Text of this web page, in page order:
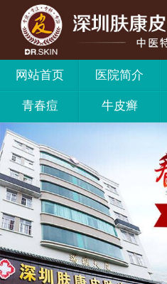
网站首页 医院简介
青春痘 牛皮癣